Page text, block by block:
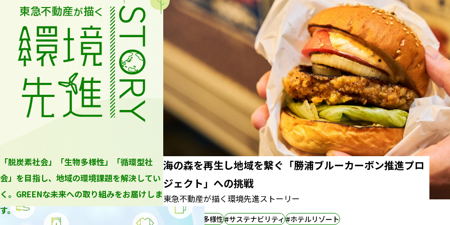
「脱炭素社会」「生物多様性」「循環型社
会」を目指し、地域の環境課題を解決してい
く。GREENな未来への取り組みをお届けしま
す。
海の森を再生し地域を繋ぐ「勝浦ブルーカーボン推進プロ
ジェクト」への挑戦
東急不動産が描く環境先進ストーリー
#生物多様性#サステナビリティ#ホテルリゾート